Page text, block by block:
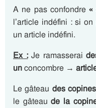
A ne pas confondre«
l’article indéfini : si
un article indéfini.
Ex :Je ramasserai
unconcombre →
Le gâteau des
le gâteaude la